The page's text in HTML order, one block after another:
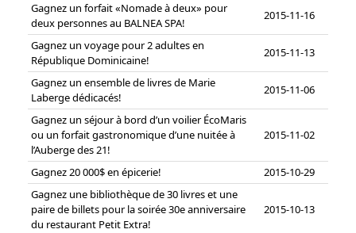
Gagnez un forfait «Nomade à deux» pour
deux personnes au BALNEA SPA!
2015-11-16
Gagnez un voyage pour 2 adultes en
République Dominicaine!
2015-11-13
Gagnez un ensemble de livres de Marie
Laberge dédicacés!
2015-11-06
Gagnez un séjour à bord d’un voilier ÉcoMaris
ou un forfait gastronomique d’une nuitée à
l’Auberge des 21!
2015-11-02
Gagnez 20 000$ en épicerie!
2015-10-29
Gagnez une bibliothèque de 30 livres et une
paire de billets pour la soirée 30e anniversaire
du restaurant Petit Extra!
2015-10-13